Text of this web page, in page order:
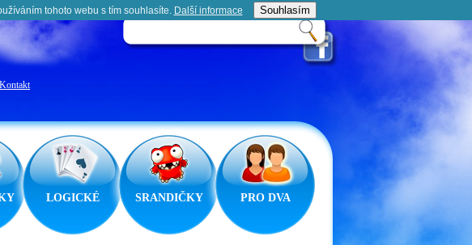
tohoto webu s tím souhlasíte. Další informace­ Souhlasím
Kontakt
LOGICKÉ SRANDIČKY PRO DVA